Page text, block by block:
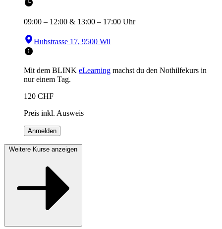
09:00 – 12:00 & 13:00 – 17:00 Uhr
Hubstrasse 17, 9500 Wil
Mit dem BLINK eLearning machst du den Nothilfekurs in
nur einem Tag.
120 CHF
Preis inkl. Ausweis
Anmelden
Weitere Kurse anzeigen